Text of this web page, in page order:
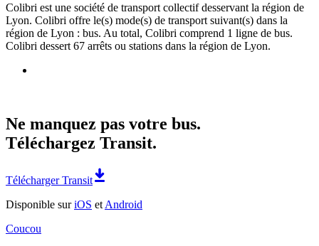
Colibri est une société de transport collectif desservant la région de
Lyon. Colibri offre le(s) mode(s) de transport suivant(s) dans la
région de Lyon : bus. Au total, Colibri comprend 1 ligne de bus.
Colibri dessert 67 arrêts ou stations dans la région de Lyon.
Ne manquez pas votre bus.
Téléchargez Transit.
Télécharger Transit
Disponible suriOS et Android
Coucou